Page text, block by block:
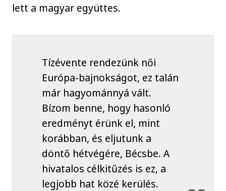
lett a magyar együttes.
Tízévente rendezünk női
Európa-bajnokságot, ez talán
már hagyománnyá vált.
Bízom benne, hogy hasonló
eredményt érünk el, mint
korábban, és eljutunk a
döntő hétvégére, Bécsbe. A
hivatalos célkitűzés is ez, a
legjobb hat közé kerülés.